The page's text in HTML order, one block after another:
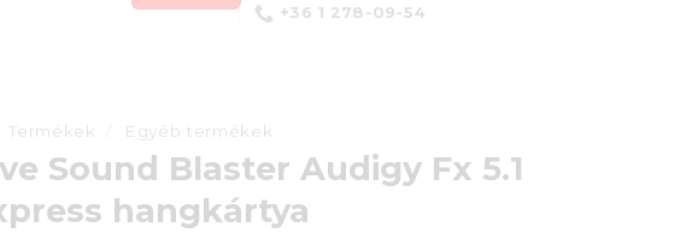
+36 1 278-09-54
Termékek Egyéb termékek
Sound Blaster Audigy Fx 5.1
hangkártya